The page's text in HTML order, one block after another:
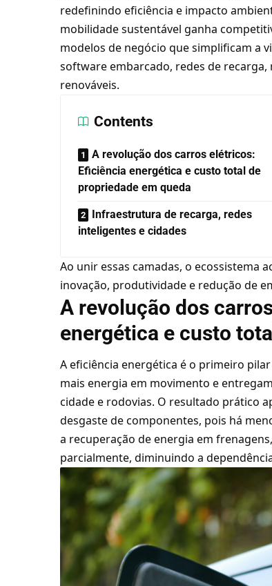
redefinindo eficiência e impacto
mobilidade sustentável ganha
modelos de negócio que simplificam a
software embarcado, redes de
renováveis.
Contents
A revolução dos carros elétricos:
Eficiência energética e custo total de
propriedade em queda
Infraestrutura de recarga, redes
inteligentes e cidades
Ao unir essas camadas, o ecossistema
inovação, produtividade e redução de
A revolução dos
energética e custo
A eficiência energética é o primeiro
mais energia em movimento e
cidade e rodovias. O resultado prático
desgaste de componentes, pois há
a recuperação de energia em
parcialmente, diminuindo a